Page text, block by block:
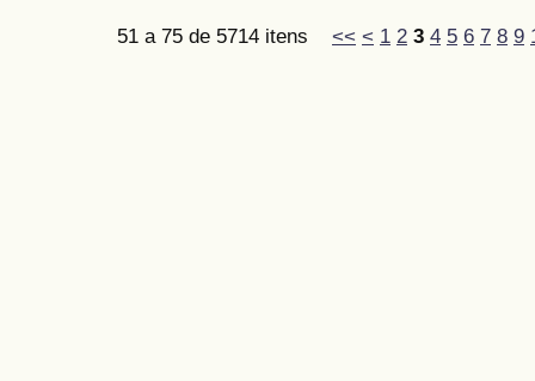
51 a 75 de 5714 itens << < 1 2 3 4 5 6 7 8 9